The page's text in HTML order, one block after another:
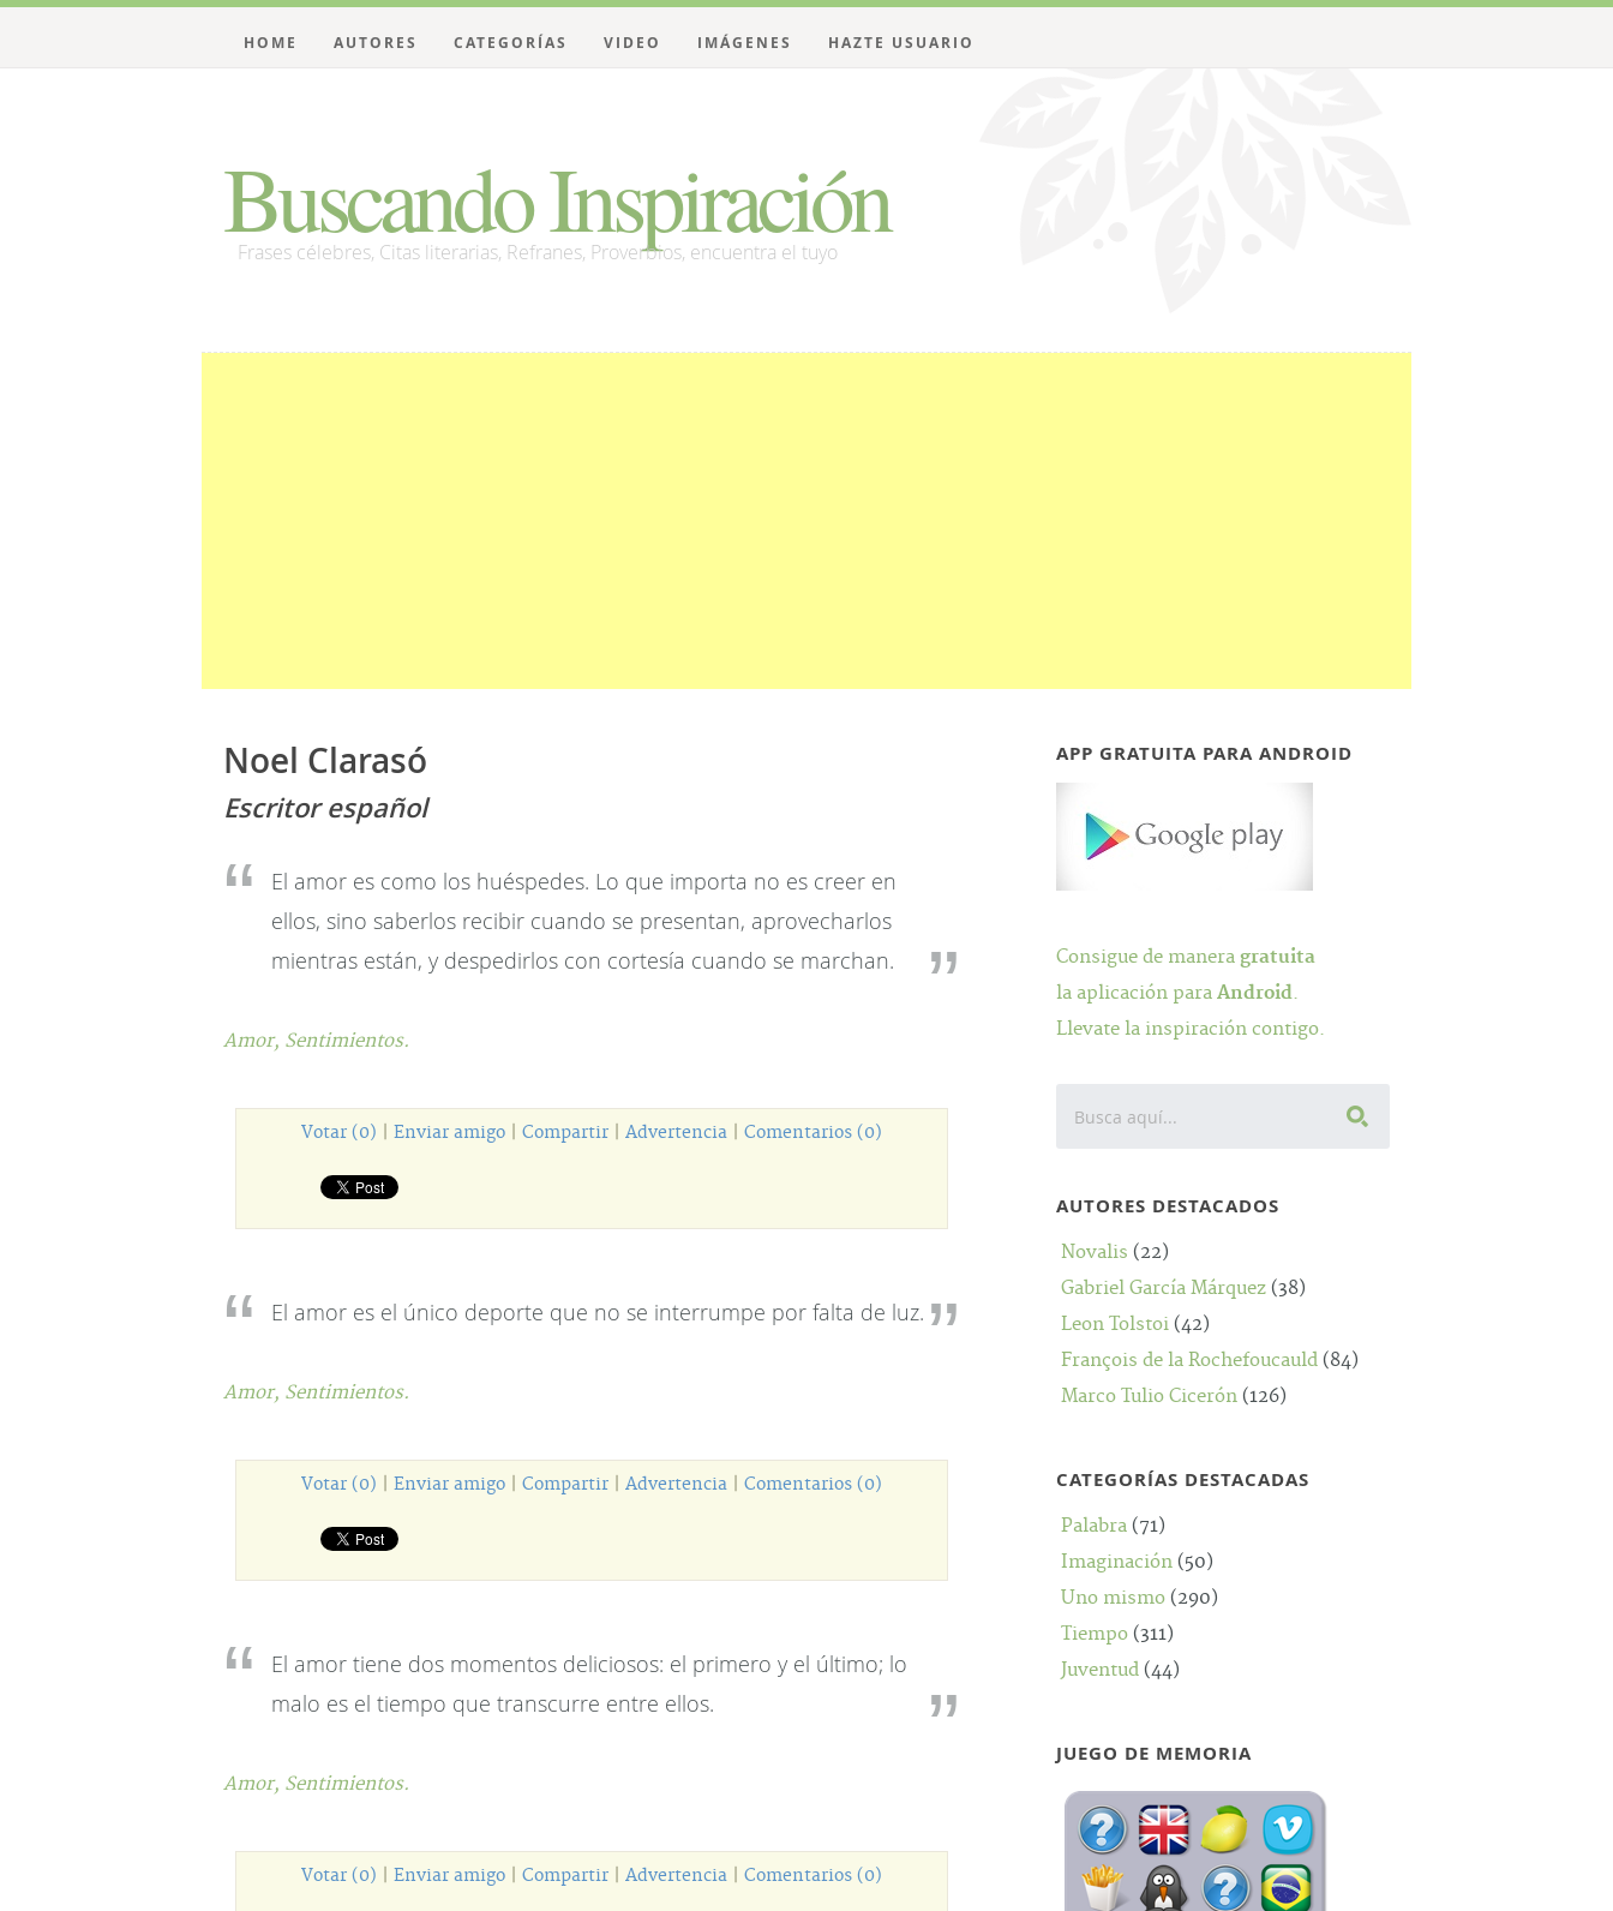
Buscando Inspiración
Frases célebres, Citas literarias, Refranes, Proverbios, encuentra el tuyo
HOME AUTORES CATEGORÍAS VIDEO IMÁGENES HAZTE USUARIO
Noel Clarasó
Escritor español
El amor es como los huéspedes. Lo que importa no es creer en
ellos, sino saberlos recibir cuando se presentan, aprovecharlos
mientras están, y despedirlos con cortesía cuando se marchan.
Amor, Sentimientos.
Votar (0) Enviar amigo Compartir Advertencia Comentarios (0)
El amor es el único deporte que no se interrumpe por falta de luz.
Amor, Sentimientos.
Votar (0) Enviar amigo Compartir Advertencia Comentarios (0)
El amor tiene dos momentos deliciosos: el primero y el último; lo
malo es el tiempo que transcurre entre ellos.
Amor, Sentimientos.
Votar (0) Enviar amigo Compartir Advertencia Comentarios (0)
APP GRATUITA PARA ANDROID
Consigue de maneragratuita
la aplicación paraAndroid.
Llevate la inspiración contigo.
AUTORES DESTACADOS
Novalis (22)
Gabriel García Márquez (38)
Leon Tolstoi (42)
François de la Rochefoucauld (84)
Marco Tulio Cicerón (126)
CATEGORÍAS DESTACADAS
Palabra (71)
Imaginación (50)
Uno mismo (290)
Tiempo (311)
Juventud (44)
JUEGO DE MEMORIA